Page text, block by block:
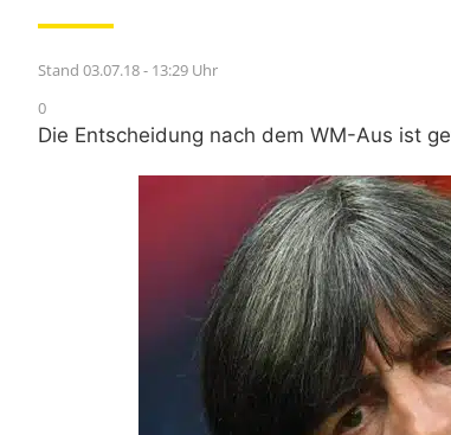
Stand 03.07.18 - 13:29 Uhr
0
Die Entscheidung nach dem WM-Aus ist